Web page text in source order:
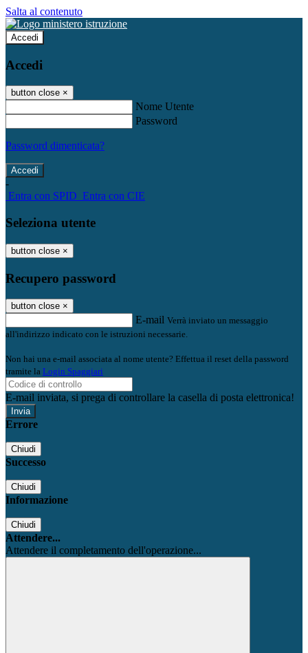
Salta al contenuto
Accedi
Accedi
button close ×
Nome Utente
Password
Password dimenticata?
-
Entra con SPID Entra con CIE
Seleziona utente
button close ×
Recupero password
button close ×
E-mail Verrà inviato un messaggio
all'indirizzo indicato con le istruzioni necessarie.
Non hai una e-mail associata al nome utente? Effettua il reset della password
tramite la Login Spaggiari
E-mail inviata, si prega di controllare la casella di posta elettronica!
Errore
Chiudi
Successo
Chiudi
Informazione
Chiudi
Attendere...
Attendere il completamento dell'operazione...